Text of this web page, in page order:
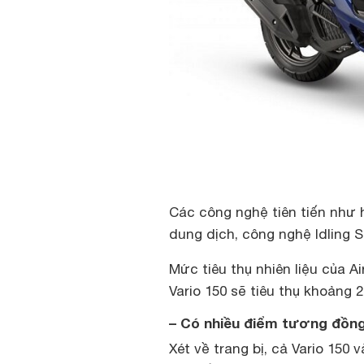
Các công nghệ tiên tiến như
dung dịch, công nghệ Idling
Mức tiêu thụ nhiên liệu của
Vario 150 sẽ tiêu thụ khoảng
– Có nhiều điểm tương
Xét về trang bị, cả Vario 150